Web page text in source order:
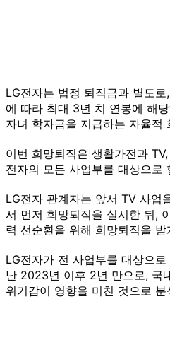
LG전자는 법정 퇴직금과 별도
에 따라 최대 3년 치 연봉에 해
자녀 학자금을 지급하는 자율적
이번 희망퇴직은 생활가전과
전자의 모든 사업부를 대상으로
LG전자 관계자는 앞서 TV 사업
서 먼저 희망퇴직을 실시한 뒤,
력 선순환을 위해 희망퇴직을
LG전자가 전 사업부를 대상으
난 2023년 이후 2년 만으로, 국
위기감이 영향을 미친 것으로 분